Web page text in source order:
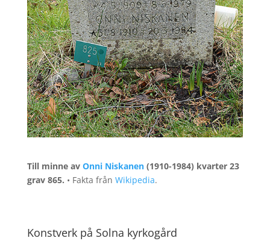
Till minne av Onni Niskanen(1910-1984) kvarter 23
grav 865. • Fakta från Wikipedia.
Konstverk på Solna kyrkogård